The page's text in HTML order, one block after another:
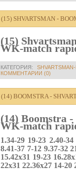
(15) SHVARTSMAN -
(15)
WK-match
КАТЕГОРИЯ:
КОММЕНТАРИИ (0)
(14) BOOMSTRA -
(14) Boomstra
WK-match
1.34-29 19-23 2.40-
8.41-37 7-12 9.37-32
15.42x31 19-23
22x31 22.36x27 14-20